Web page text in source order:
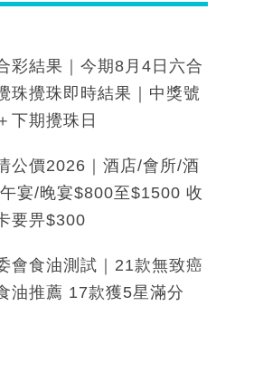
彩結果｜今期8月4日六合
珠攪珠即時結果｜中獎號
下期攪珠日
公價2026｜酒店/會所/酒
宴/晚宴$800至$1500 收
要畀$300
會食油測試｜21款無致癌
油推薦 17款獲5星滿分